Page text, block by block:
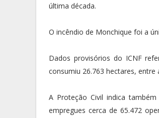
última década.
O incêndio de Monchique foi a
Dados provisórios do ICNF
consumiu 26.763 hectares,
A Proteção Civil indica
empregues cerca de 65.472